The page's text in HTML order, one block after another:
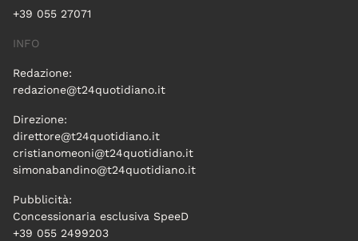
+39 055 27071
INFO
Redazione:
redazione@t24quotidiano.it
Direzione:
direttore@t24quotidiano.it
cristianomeoni@t24quotidiano.it
simonabandino@t24quotidiano.it
Pubblicità:
Concessionaria esclusiva SpeeD
+39 055 2499203